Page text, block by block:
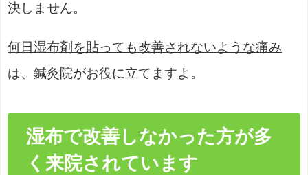
決しません。
何日湿布剤を貼っても改善されないような痛み
は、鍼灸院がお役に立てますよ。
湿布で改善しなかった方が多
く来院されています